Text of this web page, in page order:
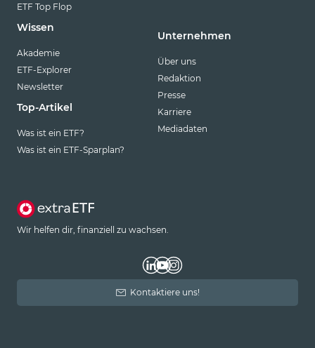
ETF Top Flop
Wissen
Akademie
ETF-Explorer
Newsletter
Top-Artikel
Was ist ein ETF?
Was ist ein ETF-Sparplan?
Unternehmen
Über uns
Redaktion
Presse
Karriere
Mediadaten
Wir helfen dir, finanziell zu wachsen.
Kontaktiere uns!